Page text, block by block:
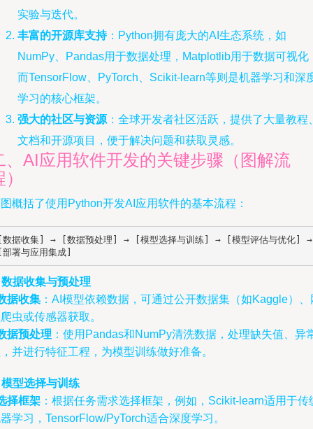
实验与迭代。
丰富的开源库支持：Python拥有庞大的AI生态系统，如
NumPy、Pandas用于数据处理，Matplotlib用于数据可视化
而TensorFlow、PyTorch、Scikit-learn等则是机器学习和深
学习的核心框架。
强大的社区与资源 ：全球开发者社区活跃，提供了大量教程
文档和开源项目，便于解决问题和获取灵感。
、AI应用软件开发的关键步骤（图解流
概括了使用Python开发AI应用软件的基本流程：
据收集] → [数据预处理] → [模型选择与训练] → [模型评估与优化] →
署与应用集成]
据收集与预处理
据收集 ：AI模型依赖数据，可通过公开数据集（如Kaggle）、
虫或传感器获取。
据预处理 ：使用Pandas和NumPy清洗数据，处理缺失值、异
并进行特征工程，为模型训练做好准备。
型选择与训练
择框架 ：根据任务需求选择框架，例如，Scikit-learn适用于传
学习，TensorFlow/PyTorch适合深度学习。